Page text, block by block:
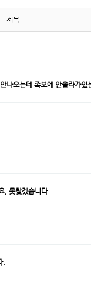
제목
나오는데 족보에 안올라가있
, 못찾겠습니다
.